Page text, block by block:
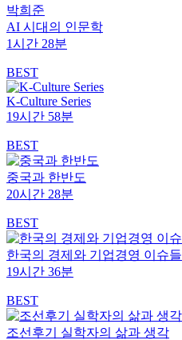
박희준
AI 시대의 인문학
1시간 28분
BEST
K-Culture Series
19시간 58분
BEST
중국과 한반도
20시간 28분
BEST
한국의 경제와 기업경영 이슈들
19시간 36분
BEST
조선후기 실학자의 삶과 생각